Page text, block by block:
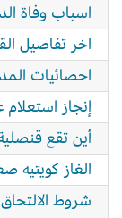
اسباب وفاة
اخر تفاصيل
احصائيات
إنجاز
أين تقع
الغاز كويتيه
شروط